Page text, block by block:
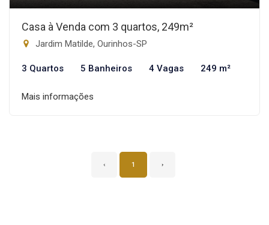
Casa à Venda com 3 quartos, 249m²
Jardim Matilde, Ourinhos-SP
3 Quartos 5 Banheiros 4 Vagas 249 m²
Mais informações
‹ 1 ›